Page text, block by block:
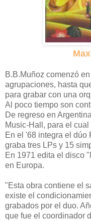
B.B.Muñoz comenzó
agrupaciones, hasta
para grabar con una
Al poco tiempo son
De regreso en
Music-Hall, para el
En el '68 integra el dúo
graba tres LPs y 15
En 1971 edita el disco
en Europa.
"Esta obra contiene el
existe el
grabados por el duo.
que fue el coordinador